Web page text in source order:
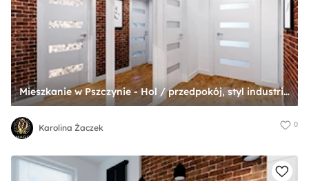
Mieszkanie w Pszczynie - Hol / przedpokój, styl industrialny - zdjęcie od Karolina Żaczek
Karolina Żaczek 0